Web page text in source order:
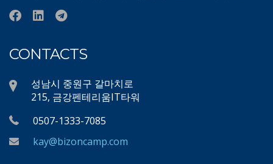
CONTACTS
성남시 중원구 갈마치로
215, 금강펜테리움IT타워
0507-1333-7085
kay@bizoncamp.com